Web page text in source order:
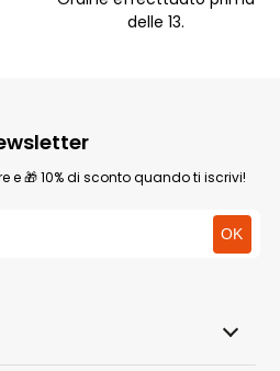
delle 13.
e 🎁 10% di sconto quando ti iscrivi!